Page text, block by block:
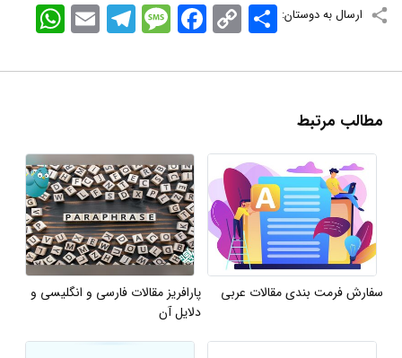
ارسال به دوستان: WhatsApp EmailTelegramMessageFacebook Copy
Link
اشتراک
مطالب مرتبط
سفارش فرمت بندی مقالات عربی
پارافریز مقالات فارسی و انگلیسی و
دلایل آن